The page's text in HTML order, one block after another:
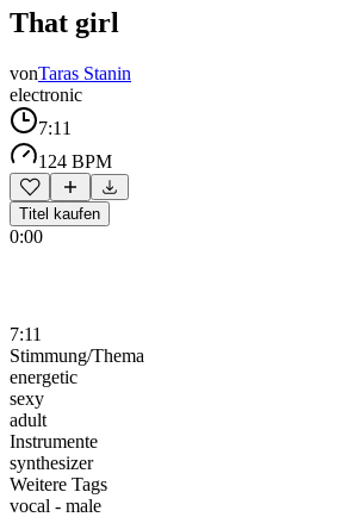
That girl
vonTaras Stanin
electronic
7:11
124 BPM
Titel kaufen
0:00
7:11
Stimmung/Thema
energetic
sexy
adult
Instrumente
synthesizer
Weitere Tags
vocal - male